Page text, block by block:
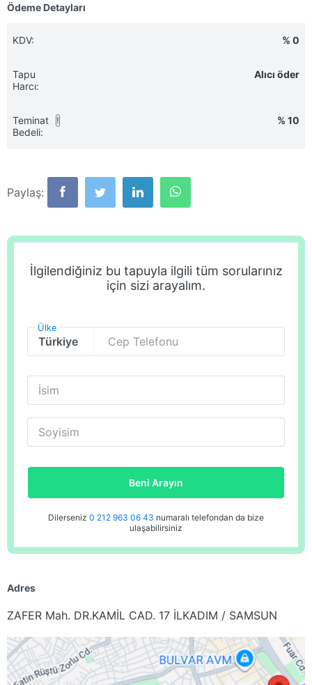
Ödeme Detayları
KDV: % 0
Tapu
Harcı:
Alıcı öder
Teminat
Bedeli:
! % 10
Paylaş:
İlgilendiğiniz bu tapuyla ilgili tüm sorularınız
için sizi arayalım.
Ülke
Cep Telefonu
İsim
Soyisim
Beni Arayın
Dilerseniz 0 212 963 06 43 numaralı telefondan da bize
ulaşabilirsiniz
Adres
ZAFER Mah. DR.KAMİL CAD. 17 İLKADIM / SAMSUN